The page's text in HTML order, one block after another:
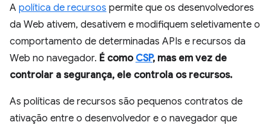
A política de recursos permite que os desenvolvedores
da Web ativem, desativem e modifiquem seletivamente o
comportamento de determinadas APIs e recursos da
Web no navegador. É como CSP, mas em vez de
controlar a segurança, ele controla os recursos.
As políticas de recursos são pequenos contratos de
ativação entre o desenvolvedor e o navegador que